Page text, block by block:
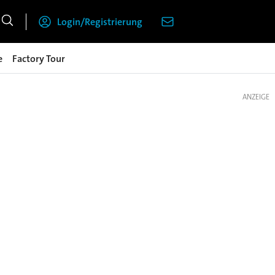
Login/Registrierung
Factory Tour
ANZEIGE